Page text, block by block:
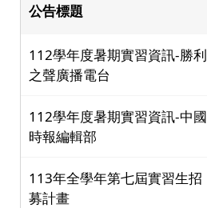
公告標題
112學年度暑期實習資訊-勝利
之聲廣播電台
112學年度暑期實習資訊-中國
時報編輯部
113年全學年第七屆實習生招
募計畫